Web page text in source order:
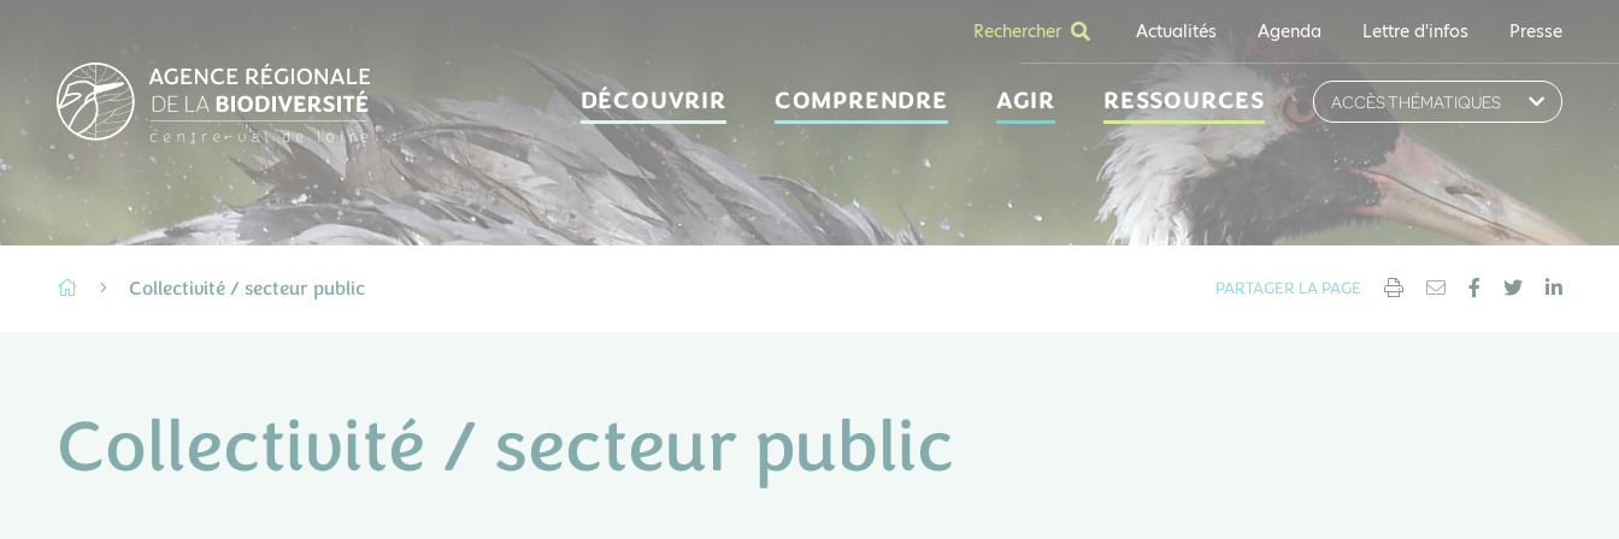
Rechercher Actualités Agenda Lettre d'infos Presse
DÉCOUVRIR COMPRENDRE AGIR RESSOURCES ACCÈS THÉMATIQUES
Collectivité / secteur public PARTAGER LA PAGE
Collectivité / secteur public